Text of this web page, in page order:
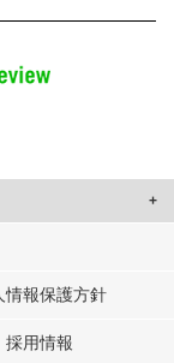
コンテンツや広告の
しています。
情報保護方針
採用情報